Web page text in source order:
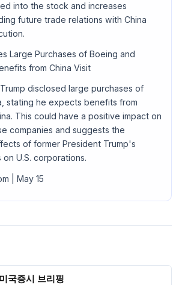
into the stock and increases
future trade relations with China
Large Purchases of Boeing and
from China Visit
disclosed large purchases of
stating he expects benefits from
This could have a positive impact on
companies and suggests the
of former President Trump's
U.S. corporations.
| May 15
국증시 브리핑